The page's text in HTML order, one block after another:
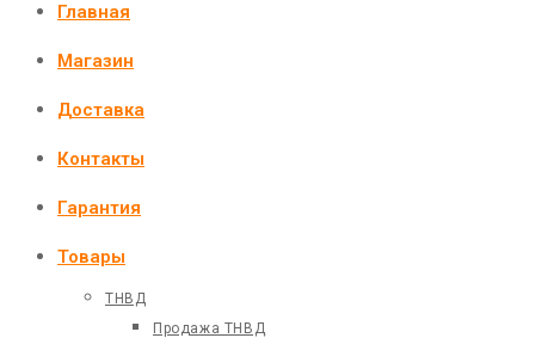
Главная
Магазин
Доставка
Контакты
Гарантия
Товары
ТНВД
Продажа ТНВД